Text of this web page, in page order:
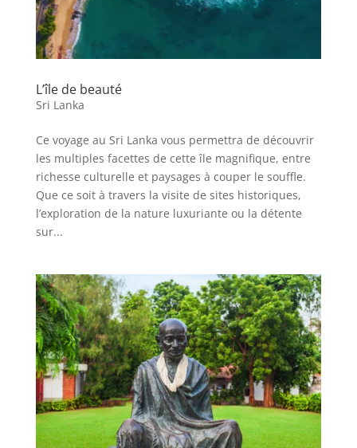
L’île de beauté
Sri Lanka
Ce voyage au Sri Lanka vous permettra de découvrir
les multiples facettes de cette île magnifique, entre
richesse culturelle et paysages à couper le souffle.
Que ce soit à travers la visite de sites historiques,
l’exploration de la nature luxuriante ou la détente
sur...